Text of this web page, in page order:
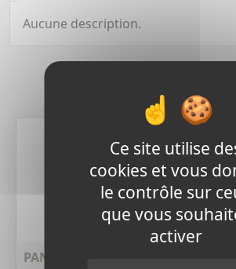
Ce site utilise
cookies et vous
le contrôle sur
que vous
activer
Aucune description.
Derniers produits
PANNEAU SOLAIRE 15 W - 6 VOLTS